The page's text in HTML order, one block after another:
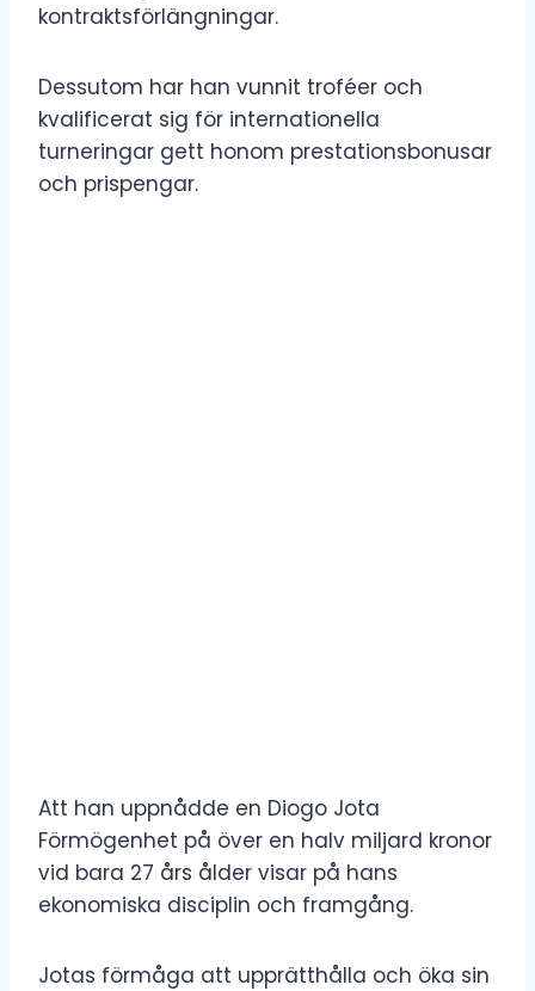
kontraktsförlängningar.
Dessutom har han vunnit troféer och
kvalificerat sig för internationella
turneringar gett honom prestationsbonusar
och prispengar.
Att han uppnådde en Diogo Jota
Förmögenhet på över en halv miljard kronor
vid bara 27 års ålder visar på hans
ekonomiska disciplin och framgång.
Jotas förmåga att upprätthålla och öka sin